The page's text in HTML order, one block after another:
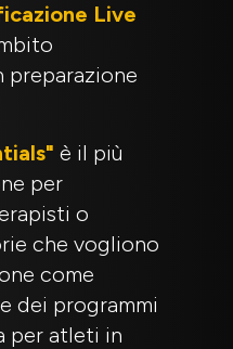
Live
preparazione
è il più
per
o
che vogliono
come
dei programmi
per atleti in